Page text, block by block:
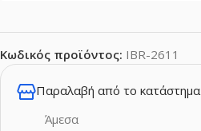
Κωδικός προϊόντος: IBR-2611
Παραλαβή από το κατάστημα
Άμεσα